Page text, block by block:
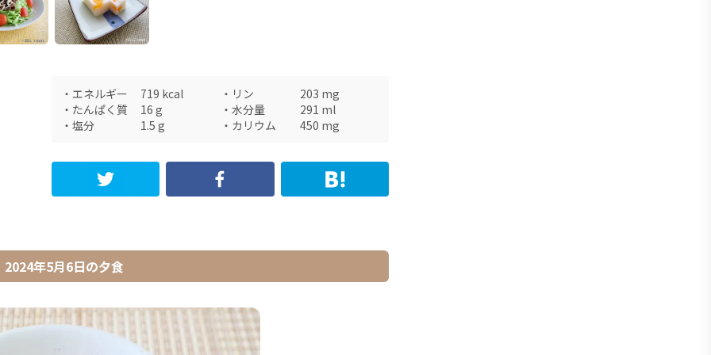
・ エネルギー 719 kcal ・ リン 203 mg
・ たんぱく質 16 g ・ 水分量 291 ml
・ 塩分 1.5 g ・ カリウム 450 mg
2024年5月6日の夕食